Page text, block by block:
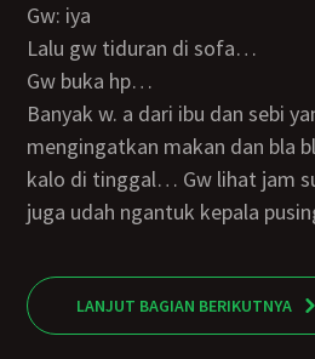
Gw: iya
Lalu gw tiduran di sofa…
Gw buka hp…
Banyak w. a dari ibu dan sebi yang isinya
mengingatkan makan dan bla
kalo di tinggal… Gw lihat jam
juga udah ngantuk kepala
LANJUT BAGIAN BERIKUTNYA